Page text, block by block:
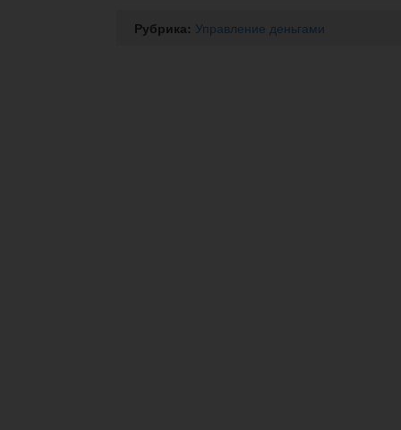
Рубрика: Управление деньгами